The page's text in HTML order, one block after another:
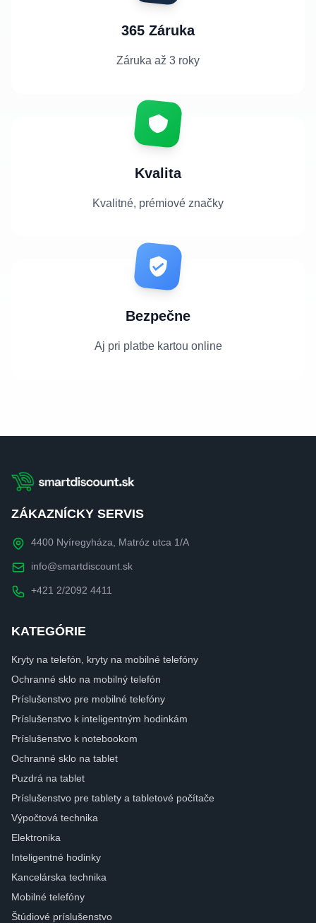
365 Záruka
Záruka až 3 roky
Kvalita
Kvalitné, prémiové značky
Bezpečne
Aj pri platbe kartou online
ZÁKAZNÍCKY SERVIS
4400 Nyíregyháza, Matróz utca 1/A
info@smartdiscount.sk
+421 2/2092 4411
KATEGÓRIE
Kryty na telefón, kryty na mobilné telefóny
Ochranné sklo na mobilný telefón
Príslušenstvo pre mobilné telefóny
Príslušenstvo k inteligentným hodinkám
Príslušenstvo k notebookom
Ochranné sklo na tablet
Puzdrá na tablet
Príslušenstvo pre tablety a tabletové počítače
Výpočtová technika
Elektronika
Inteligentné hodinky
Kancelárska technika
Mobilné telefóny
Štúdiové príslušenstvo